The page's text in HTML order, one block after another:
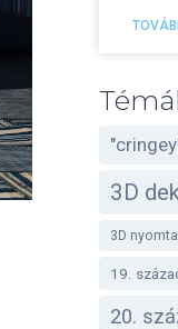
3D
3D
19.
20.